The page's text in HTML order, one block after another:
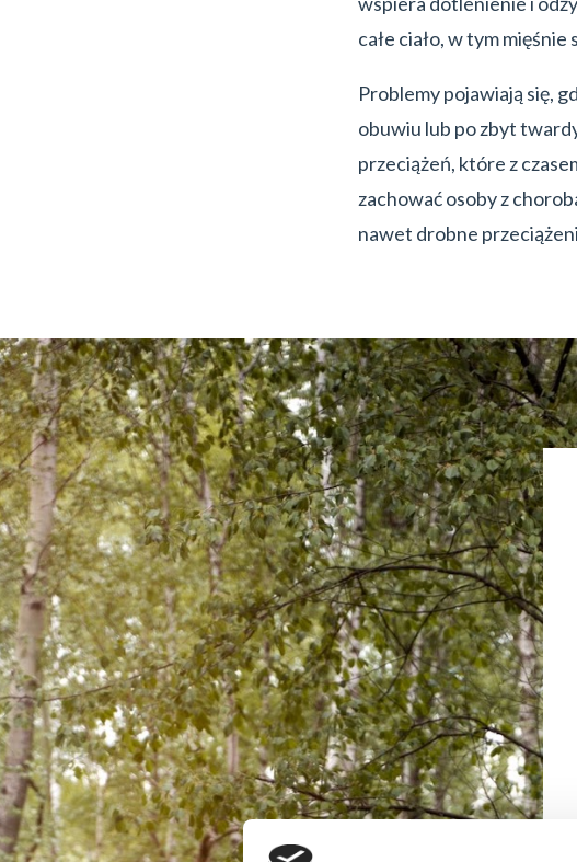
całe ciało, w tym
Problemy pojawiają się,
obuwiu lub po zbyt
przeciążeń, które z
zachować osoby z
nawet drobne